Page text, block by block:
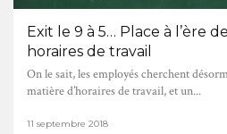
Exit le 9 à 5… Place à l’ère
horaires de travail
On le sait, les employés cherchent
matière d’horaires de travail, et un...
11 septembre 2018